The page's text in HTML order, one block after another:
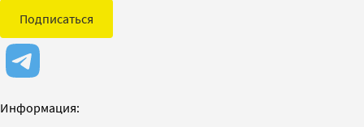
Подписаться
Информация: